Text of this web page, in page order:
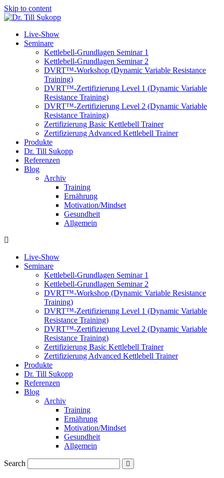
Skip to content
Live-Show
Seminare
Kettlebell-Grundlagen Seminar 1
Kettlebell-Grundlagen Seminar 2
DVRT™-Workshop (Dynamic Variable Resistance
Training)
DVRT™-Zertifizierung Level 1 (Dynamic Variable
Resistance Training)
DVRT™-Zertifizierung Level 2 (Dynamic Variable
Resistance Training)
Zertifizierung Basic Kettlebell Trainer
Zertifizierung Advanced Kettlebell Trainer
Produkte
Dr. Till Sukopp
Referenzen
Blog
Archiv
Training
Ernährung
Motivation/Mindset
Gesundheit
Allgemein
Live-Show
Seminare
Kettlebell-Grundlagen Seminar 1
Kettlebell-Grundlagen Seminar 2
DVRT™-Workshop (Dynamic Variable Resistance
Training)
DVRT™-Zertifizierung Level 1 (Dynamic Variable
Resistance Training)
DVRT™-Zertifizierung Level 2 (Dynamic Variable
Resistance Training)
Zertifizierung Basic Kettlebell Trainer
Zertifizierung Advanced Kettlebell Trainer
Produkte
Dr. Till Sukopp
Referenzen
Blog
Archiv
Training
Ernährung
Motivation/Mindset
Gesundheit
Allgemein
Search